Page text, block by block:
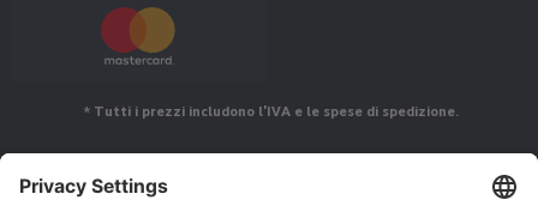
* Tutti i prezzi includono l'IVA e le spese di spedizione.